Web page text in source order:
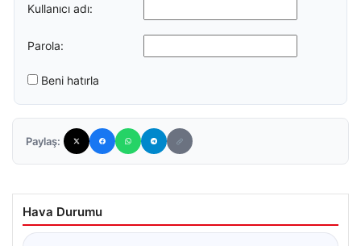
Kullanıcı adı:
Parola:
Beni hatırla
Paylaş:
Hava Durumu